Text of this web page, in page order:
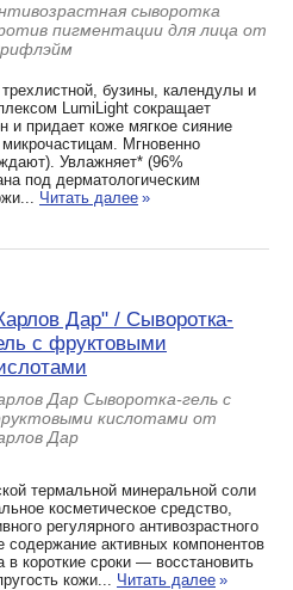
сыворотка
пигментации для лица от
бузины, календулы и
LumiLight сокращает
и придает коже мягкое сияние
Мгновенно
Увлажняет* (96%
под дерматологическим
Читать далее »
Дар" / Сыворотка-
с фруктовыми
Дар Сыворотка-гель с
кислотами от
Дар
термальной минеральной соли
косметическое средство,
регулярного антивозрастного
активных компонентов
в короткие сроки — восстановить
кожи... Читать далее »